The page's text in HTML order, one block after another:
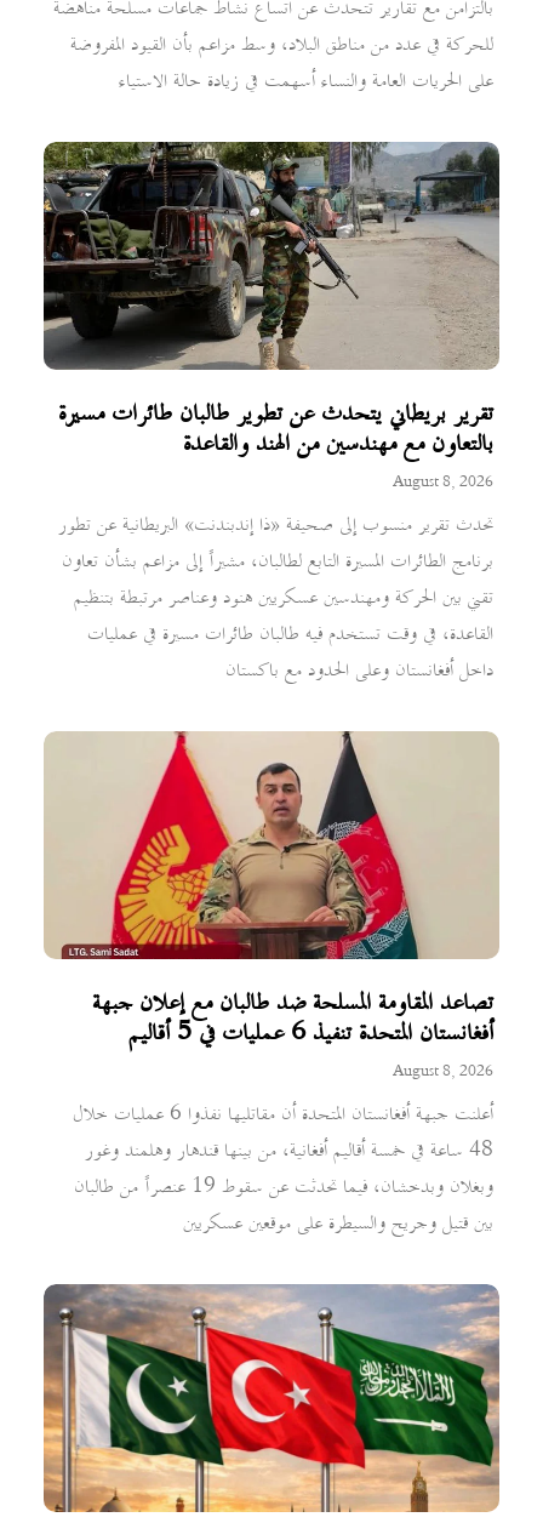
بالتزامن مع تقارير تتحدث عن اتساع نشاط جماعات مسلحة مناهضة
للحركة في عدد من مناطق البلاد، وسط مزاعم بأن القيود المفروضة
على الحريات العامة والنساء أسهمت في زيادة حالة الاستياء
تقرير بريطاني يتحدث عن تطوير طالبان طائرات مسيرة
بالتعاون مع مهندسين من الهند والقاعدة
August 8, 2026
تحدث تقرير منسوب إلى صحيفة «ذا إندبندنت» البريطانية عن تطور
برنامج الطائرات المسيرة التابع لطالبان، مشيراً إلى مزاعم بشأن تعاون
تقني بين الحركة ومهندسين عسكريين هنود وعناصر مرتبطة بتنظيم
القاعدة، في وقت تستخدم فيه طالبان طائرات مسيرة في عمليات
داخل أفغانستان وعلى الحدود مع باكستان
تصاعد المقاومة المسلحة ضد طالبان مع إعلان جبهة
أفغانستان المتحدة تنفيذ 6 عمليات في 5 أقاليم
August 8, 2026
أعلنت جبهة أفغانستان المتحدة أن مقاتليها نفذوا 6 عمليات خلال
48 ساعة في خمسة أقاليم أفغانية، من بينها قندهار وهلمند وغور
وبغلان وبدخشان، فيما تحدثت عن سقوط 19 عنصراً من طالبان
بين قتيل وجريح والسيطرة على موقعين عسكريين